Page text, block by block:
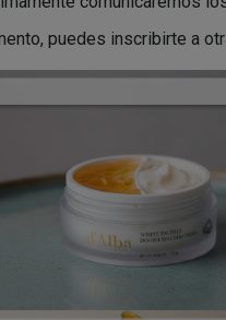
puedes inscribirte a